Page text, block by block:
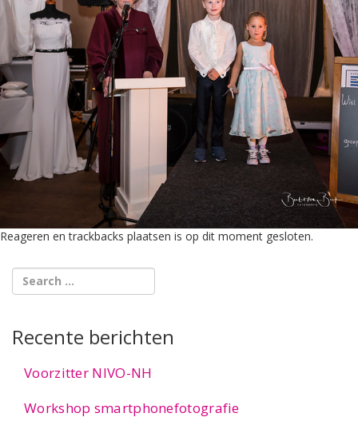
Reageren en trackbacks plaatsen is op dit moment gesloten.
Recente berichten
Voorzitter NIVO-NH
Workshop smartphonefotografie